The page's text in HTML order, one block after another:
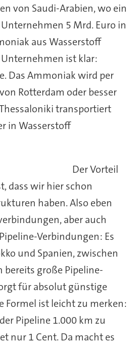
von Saudi-Arabien, wo ein
5 Mrd. Euro in
aus Wasserstoff
ist klar:
Das Ammoniak wird per
Rotterdam oder besser
transportiert
in Wasserstoff
Der Vorteil
dass wir hier schon
haben. Also eben
aber auch
Verbindungen: Es
und Spanien, zwischen
bereits große Pipeline-
für absolut günstige
Formel ist leicht zu merken:
Pipeline 1.000 km zu
nur 1 Cent. Da macht es